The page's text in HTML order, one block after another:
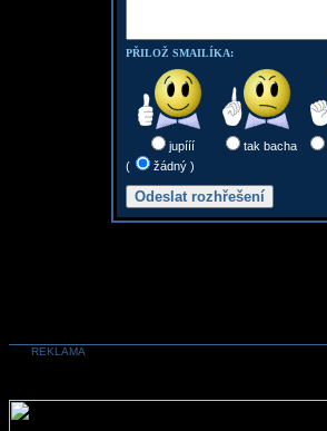
PŘILOŽ SMAILÍKA:
jupííí tak bacha
(
žádný )
REKLAMA